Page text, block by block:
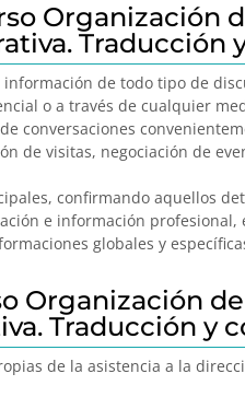
Organización
Traducción
de todo tipo de
o a través de cualquier
conversaciones
de visitas, negociación de
confirmando aquellos
e información profesional,
globales y
Organización
Traducción y
de la asistencia a la